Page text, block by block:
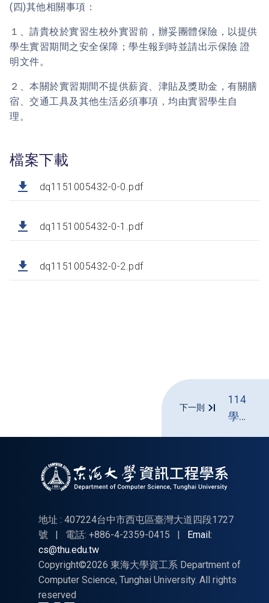
(四)其他相關事項：
１、請貴校於實習生校外實習前，辦妥團體保險，以提供
學生實習期間之安全保障；學生報到時並請出示保險 證
明文件。
２、本關於實習期間不提供薪資、津貼及獎助金，有關膳
宿、交通工具及其他生活必須事項，均由實習學生自
理。
檔案下載
dq1151005432-0-0.pdf
dq1151005432-0-1.pdf
dq1151005432-0-2.pdf
下一則
114
學年
聯合
時程
及注
地址 : 407224台中市西屯區臺灣大道四段1727
號
| 電話: +886-4-2359-0415 |
Email:
cs@thu.edu.tw
Copyright©2026 東海大學資工系 Department of
Computer Science, Tunghai University. All rights
reserved